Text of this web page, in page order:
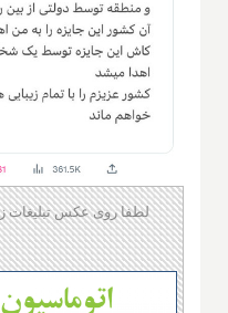
لطفا روی عکس تبلیغات